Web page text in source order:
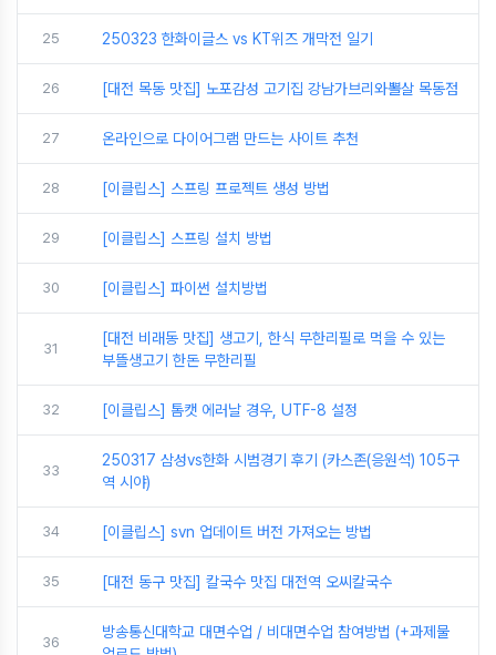
25 250323 한화이글스 vs KT위즈 개막전 일기
26 [대전 목동 맛집] 노포감성 고기집 강남가브리와뽈살 목동점
27 온라인으로 다이어그램 만드는 사이트 추천
28 [이클립스] 스프링 프로젝트 생성 방법
29 [이클립스] 스프링 설치 방법
30 [이클립스] 파이썬 설치방법
31
[대전 비래동 맛집] 생고기, 한식 무한리필로 먹을 수 있는
부뜰생고기 한돈 무한리필
32 [이클립스] 톰캣 에러날 경우, UTF-8 설정
33
250317 삼성vs한화 시범경기 후기 (카스존(응원석) 105구
역 시야)
34 [이클립스] svn 업데이트 버전 가져오는 방법
35 [대전 동구 맛집] 칼국수 맛집 대전역 오씨칼국수
36
방송통신대학교 대면수업 / 비대면수업 참여방법 (+과제물